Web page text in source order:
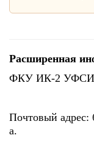
Расширенная
ФКУ ИК-2 УФСИН
Почтовый адрес:
а.